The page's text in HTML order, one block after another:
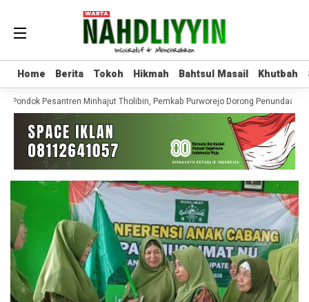
Home Berita Tokoh Hikmah Bahtsul Masail Khutbah
Home Berita Tokoh Hikmah Bahtsul Masail Khutbah
Pondok Pesantren Minhajut Tholibin, Pemkab Purworejo Dorong Penundaan